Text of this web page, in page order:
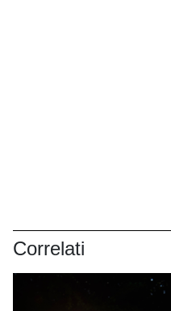
Correlati